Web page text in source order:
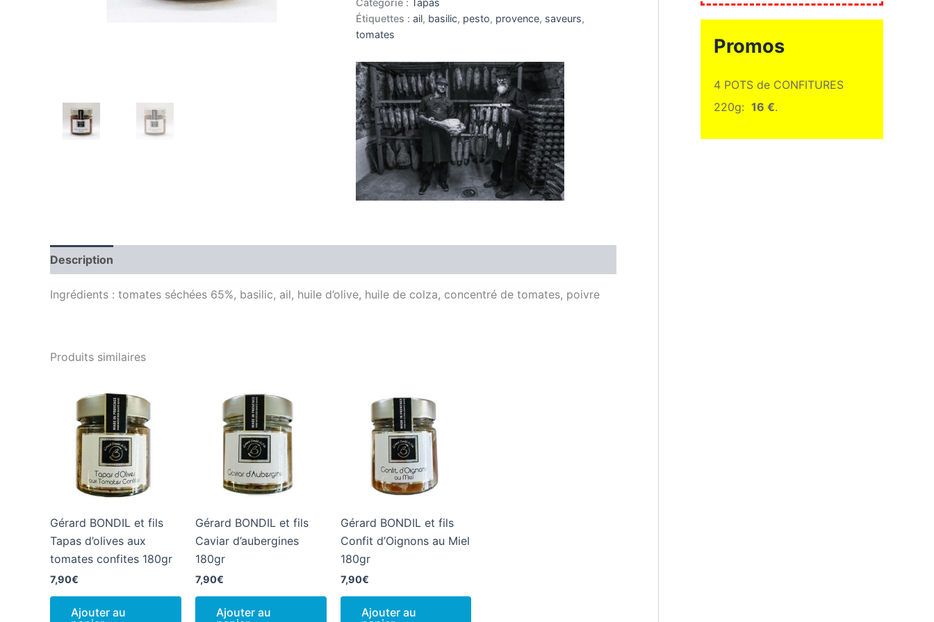
Tomates
Confites
180gr
Catégorie :Tapas
Étiquettes :ail, basilic, pesto, provence, saveurs,
tomates
Description
Ingrédients : tomates séchées 65%, basilic, ail, huile d’olive, huile de colza, concentré de tomates, poivre
Produits similaires
Gérard BONDIL et fils
Tapas d’olives aux
tomates confites 180gr
7,90€
Ajouter au
Gérard BONDIL et fils
Caviar d’aubergines
180gr
7,90€
Ajouter au
Gérard BONDIL et fils
Confit d’Oignons au Miel
180gr
7,90€
Ajouter au
Promos
4 POTS de CONFITURES
220g: 16 €.